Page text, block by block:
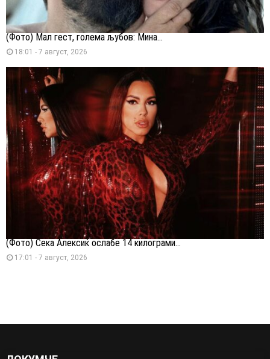
(Фото) Мал гест, голема љубов: Мина...
18:01 - 7 август, 2026
(Фото) Сека Алексиќ ослабе 14 килограми...
17:01 - 7 август, 2026